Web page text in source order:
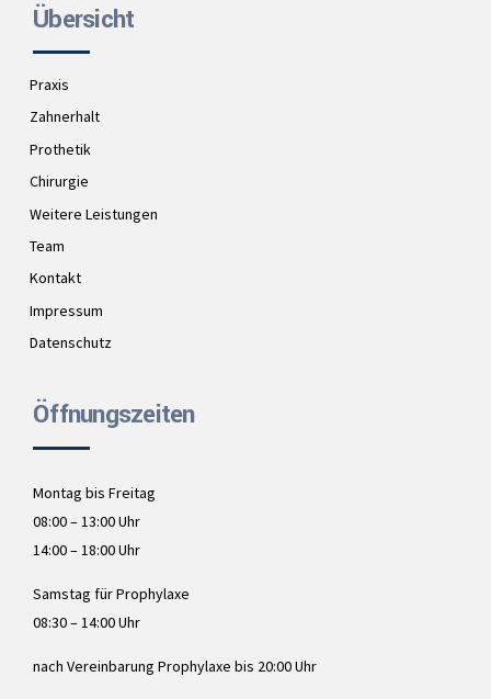
Übersicht
Praxis
Zahnerhalt
Prothetik
Chirurgie
Weitere Leistungen
Team
Kontakt
Impressum
Datenschutz
Öffnungszeiten
Montag bis Freitag
08:00 – 13:00 Uhr
14:00 – 18:00 Uhr
Samstag für Prophylaxe
08:30 – 14:00 Uhr
nach Vereinbarung Prophylaxe bis 20:00 Uhr